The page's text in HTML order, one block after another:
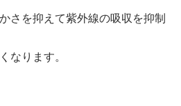
さを抑えて紫外線の吸収を抑制
なります。